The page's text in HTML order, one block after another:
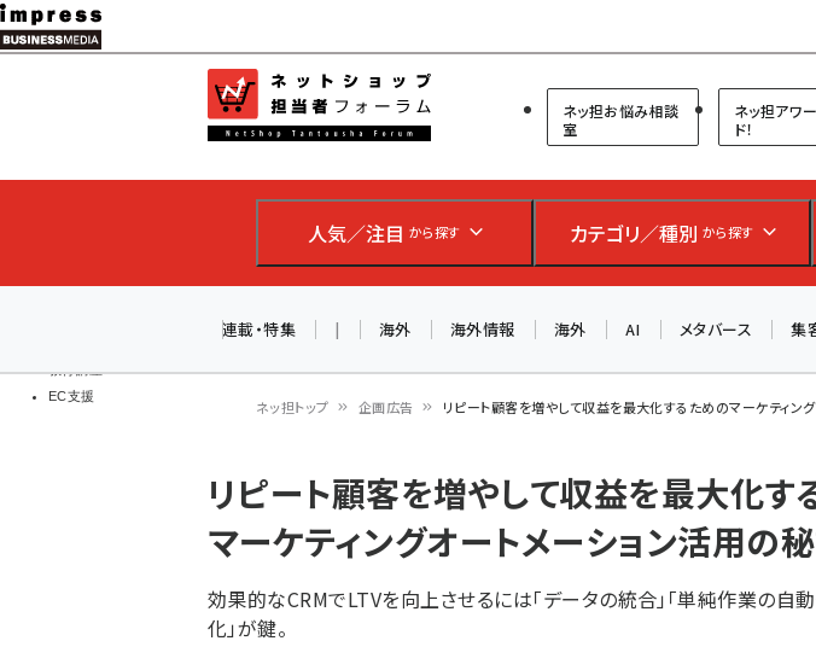
メ
イ
ン
ツ
移
教育講座
EC支援
ネットショップ担当者フォーラム
ネッ担お悩み相談
室
ネッ担アワー
ド！
人気／注目 から探す カテゴリ／種別 から探す
連載・特集 | 海外 海外情報 海外 AI メタバース 集
ン
く
ず
ネッ担トップ 企画広告 リピート顧客を増やして収益を最大化するためのマーケティン
リピート顧客を増やして収益を最大化す
マーケティングオートメーション活用の
効果的なCRMでLTVを向上させるには「データの統合」「単純作業の自動
化」が鍵。
AIが買い物を代行する時代
アルペン、オイシックス、元
ミナー（8/26＠東京